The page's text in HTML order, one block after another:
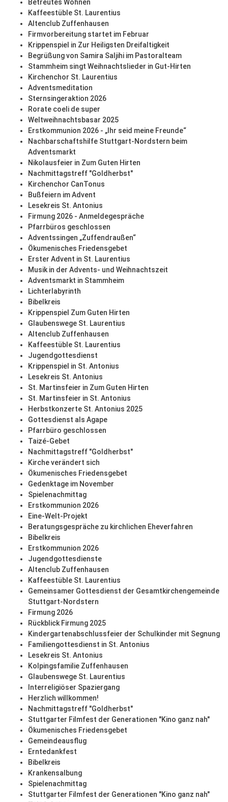
Betreutes Wohnen
Kaffeestüble St. Laurentius
Altenclub Zuffenhausen
Firmvorbereitung startet im Februar
Krippenspiel in Zur Heiligsten Dreifaltigkeit
Begrüßung von Samira Saljihi im Pastoralteam
Stammheim singt Weihnachtslieder in Gut-Hirten
Kirchenchor St. Laurentius
Adventsmeditation
Sternsingeraktion 2026
Rorate coeli de super
Weltweihnachtsbasar 2025
Erstkommunion 2026 - „Ihr seid meine Freunde“
Nachbarschaftshilfe Stuttgart-Nordstern beim
Adventsmarkt
Nikolausfeier in Zum Guten Hirten
Nachmittagstreff "Goldherbst"
Kirchenchor CanTonus
Bußfeiern im Advent
Lesekreis St. Antonius
Firmung 2026 - Anmeldegespräche
Pfarrbüros geschlossen
Adventssingen „Zuffendraußen“
Ökumenisches Friedensgebet
Erster Advent in St. Laurentius
Musik in der Advents- und Weihnachtszeit
Adventsmarkt in Stammheim
Lichterlabyrinth
Bibelkreis
Krippenspiel Zum Guten Hirten
Glaubenswege St. Laurentius
Altenclub Zuffenhausen
Kaffeestüble St. Laurentius
Jugendgottesdienst
Krippenspiel in St. Antonius
Lesekreis St. Antonius
St. Martinsfeier in Zum Guten Hirten
St. Martinsfeier in St. Antonius
Herbstkonzerte St. Antonius 2025
Gottesdienst als Agape
Pfarrbüro geschlossen
Taizé-Gebet
Nachmittagstreff "Goldherbst"
Kirche verändert sich
Ökumenisches Friedensgebet
Gedenktage im November
Spielenachmittag
Erstkommunion 2026
Eine-Welt-Projekt
Beratungsgespräche zu kirchlichen Eheverfahren
Bibelkreis
Erstkommunion 2026
Jugendgottesdienste
Altenclub Zuffenhausen
Kaffeestüble St. Laurentius
Gemeinsamer Gottesdienst der Gesamtkirchengemeinde
Stuttgart-Nordstern
Firmung 2026
Rückblick Firmung 2025
Kindergartenabschlussfeier der Schulkinder mit Segnung
Familiengottesdienst in St. Antonius
Lesekreis St. Antonius
Kolpingsfamilie Zuffenhausen
Glaubenswege St. Laurentius
Interreligiöser Spaziergang
Herzlich willkommen!
Nachmittagstreff "Goldherbst"
Stuttgarter Filmfest der Generationen "Kino ganz nah"
Ökumenisches Friedensgebet
Gemeindeausflug
Erntedankfest
Bibelkreis
Krankensalbung
Spielenachmittag
Stuttgarter Filmfest der Generationen "Kino ganz nah"